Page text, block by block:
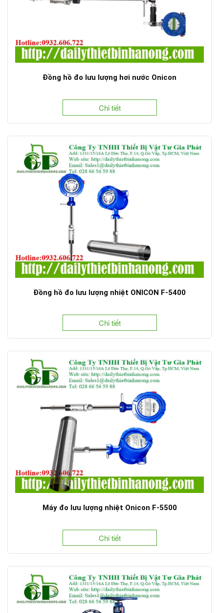
Đồng hồ đo lưu lượng hơi nước Onicon
Chi tiết
Đồng hồ đo lưu lượng nhiệt ONICON F-5400
Chi tiết
Máy đo lưu lượng nhiệt Onicon F-5500
Chi tiết